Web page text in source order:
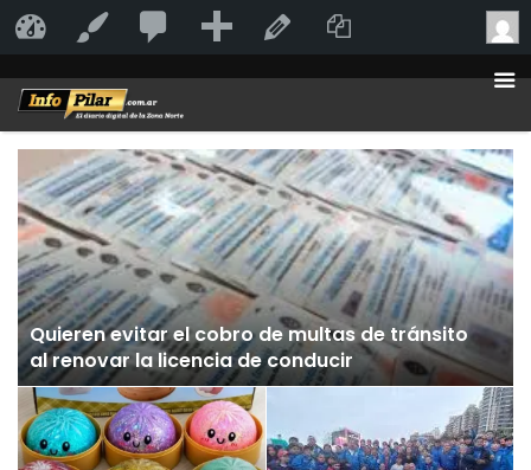
Quieren evitar el cobro de multas de tránsito
al renovar la licencia de conducir
InfoPilar Personalizar
moderación
Añadir Duplicate